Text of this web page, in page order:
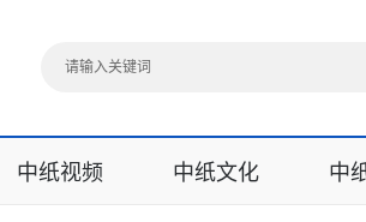
中纸视频 中纸文化 中